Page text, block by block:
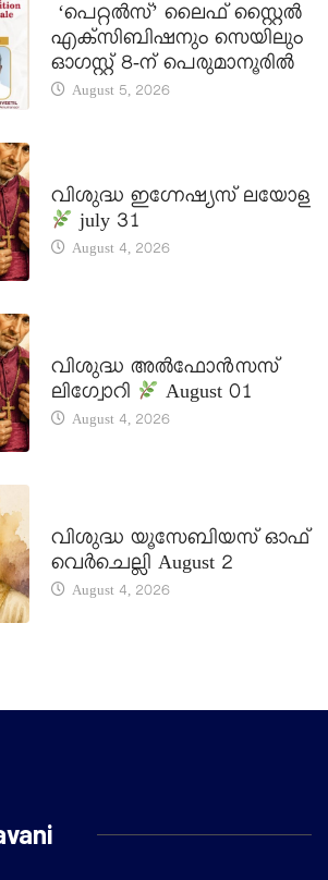
‘പെറ്റൽസ്’ ലൈഫ് സ്റ്റൈൽ
എക്സിബിഷനും സെയിലും
ഓഗസ്റ്റ് 8-ന് പെരുമാനൂരിൽ
August 5, 2026
വിശുദ്ധ ഇഗ്നേഷ്യസ് ലയോള
july 31
August 4, 2026
വിശുദ്ധ അൽഫോൻസസ്
ലിഗ്വോറി
August 01
August 4, 2026
വിശുദ്ധ യൂസേബിയസ് ഓഫ്
വെർചെല്ലി August 2
August 4, 2026